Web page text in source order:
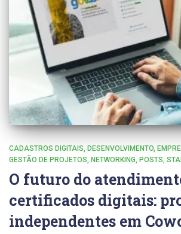
CADASTROS DIGITAIS DESENVOLVIMENTO
GESTÃO DE PROJETOS
NETWORKING POSTS
O futuro do
certificados digitais:
independentes em